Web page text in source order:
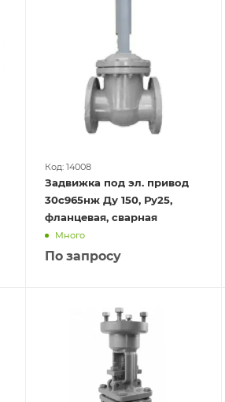
Код: 14008
Задвижка под эл. привод
30с965нж Ду 150, Ру25,
фланцевая, сварная
Много
По запросу